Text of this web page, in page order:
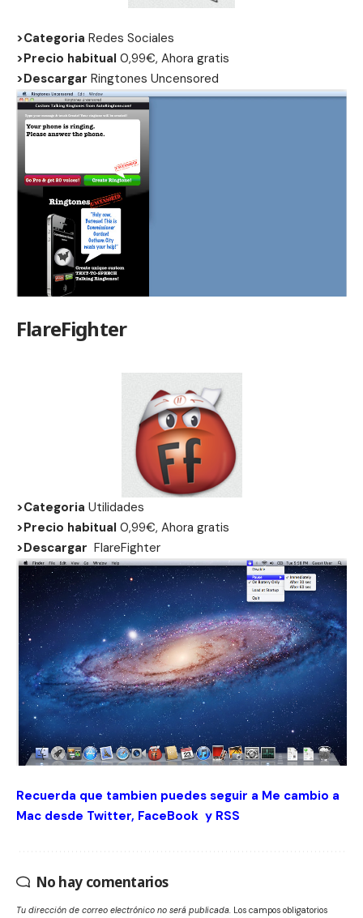
>Categoria Redes Sociales
>Precio habitual 0,99€, Ahora gratis
>Descargar Ringtones Uncensored
FlareFighter
>Categoria Utilidades
>Precio habitual 0,99€, Ahora gratis
>Descargar FlareFighter
Recuerda que tambien puedes seguir a Me cambio a
Mac desde Twitter, FaceBook y RSS
No hay comentarios
Tu dirección de correo electrónico no será publicada. Los campos obligatorios